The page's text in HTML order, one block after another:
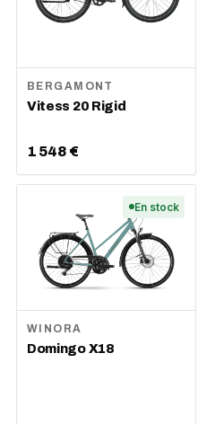
BERGAMONT
Vitess 20 Rigid
1 548 €
En stock
WINORA
Domingo X18